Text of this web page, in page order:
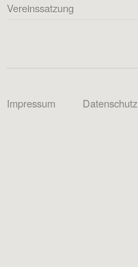
Vereinssatzung
Impressum Datenschutz